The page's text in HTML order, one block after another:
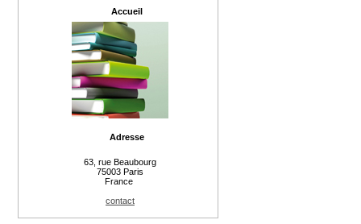
Accueil
Adresse
63, rue Beaubourg
75003 Paris
France
contact